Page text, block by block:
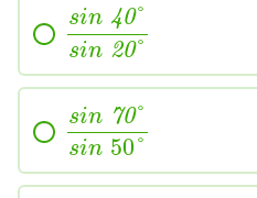
sin 40°
sin 20°
sin 70°
sin 50°